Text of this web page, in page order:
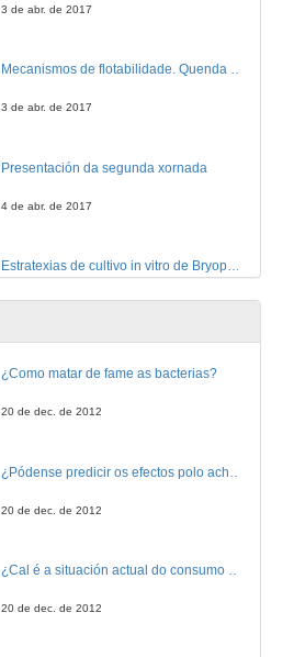
3 de abr. de 2017
Mecanismos de flotabilidade. Quenda de cuestións
3 de abr. de 2017
Presentación da segunda xornada
4 de abr. de 2017
Estratexias de cultivo in vitro de Bryophyllum daigremontianum
4 de abr. de 2017
International Cooperation
A project about Onchocerciasis in Ethiopia
International Cooperation. Questions
A project about Onchocerciasis in Ethiopia
¿Como matar de fame as bacterias?
20 de dec. de 2012
20 de dec. de 2012
¿Cal é a situación actual do consumo cinematográfico?
20 de dec. de 2012